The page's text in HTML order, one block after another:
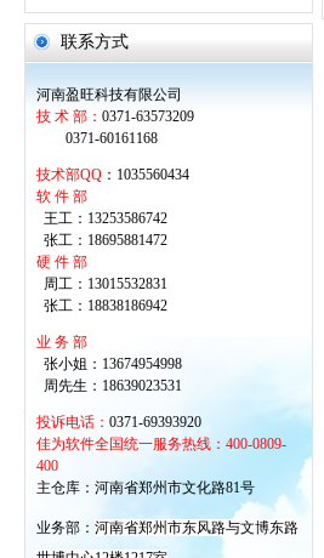
联系方式
河南盈旺科技有限公司
技 术 部： 0371-63573209
0371-60161168
技术部QQ ：1035560434
软 件 部
王工：13253586742
张工：18695881472
硬 件 部
周工：13015532831
张工：18838186942
业 务 部
张小姐：13674954998
周先生：18639023531
投诉电话： 0371-69393920
佳为软件全国统一服务热线：400-0809-
400
主仓库：河南省郑州市文化路81号
业务部： 河南省郑州市东风路与文博东路